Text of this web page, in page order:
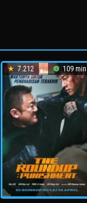
7.212 109 min